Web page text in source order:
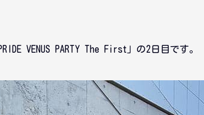
VENUS PARTY The First」の2日目です。